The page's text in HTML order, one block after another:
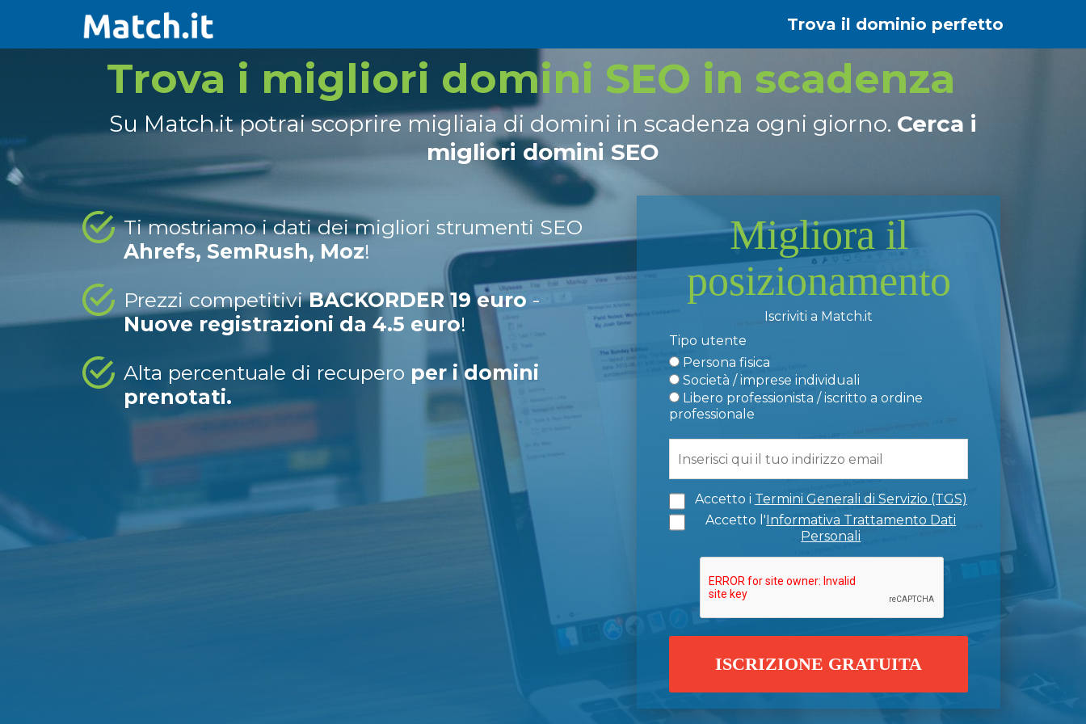
Trova il dominio perfetto
Trova i migliori domini SEO in scadenza
Su Match.it potrai scoprire migliaia di domini in scadenza ogni giorno. Cerca i
migliori domini SEO
Ti mostriamo i dati dei migliori strumenti SEO
Ahrefs, SemRush, Moz!
Prezzi competitiviBACKORDER 19 euro -
Nuove registrazioni da 4.5 euro!
Alta percentuale di recupero per i domini
prenotati.
Migliora il
posizionamento
Iscriviti a Match.it
Tipo utente
Persona fisica
Società / imprese individuali
Libero professionista / iscritto a ordine
professionale
Accetto i Termini Generali di Servizio (TGS)
Accetto l'Informativa Trattamento Dati
Personali